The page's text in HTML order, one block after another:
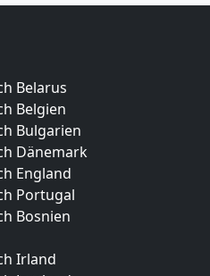
Belarus
Belgien
Bulgarien
Dänemark
England
Portugal
Bosnien
Irland